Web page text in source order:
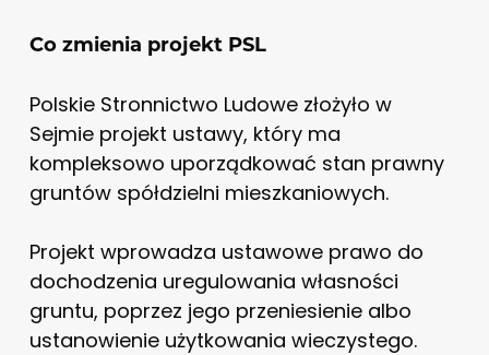
Co zmienia projekt PSL
Polskie Stronnictwo Ludowe złożyło w
Sejmie projekt ustawy, który ma
kompleksowo uporządkować stan prawny
gruntów spółdzielni mieszkaniowych.
Projekt wprowadza ustawowe prawo do
dochodzenia uregulowania własności
gruntu, poprzez jego przeniesienie albo
ustanowienie użytkowania wieczystego.